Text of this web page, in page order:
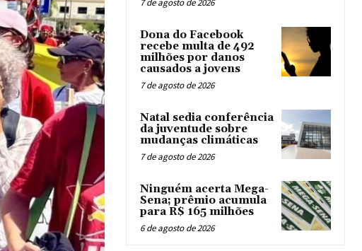
7 de agosto de 2026
Dona do Facebook
recebe multa de 492
milhões por danos
causados a jovens
7 de agosto de 2026
Natal sedia conferência
da juventude sobre
mudanças climáticas
7 de agosto de 2026
Ninguém acerta Mega-
Sena; prêmio acumula
para R$ 165 milhões
6 de agosto de 2026